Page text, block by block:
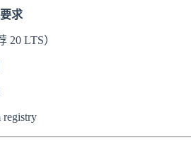
求
20 LTS）